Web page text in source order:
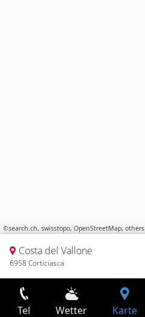
©search.ch, swisstopo, OpenStreetMap, others
Costa del Vallone
6958 Corticiasca
Tel Wetter Karte